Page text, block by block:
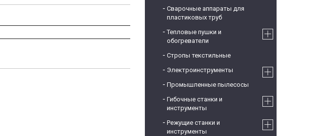
Сварочные аппараты для
пластиковых труб
Тепловые пушки и
обогреватели
Стропы текстильные
Электроинструменты
Промышленные пылесосы
Гибочные станки и
инструменты
Режущие станки и
инструменты